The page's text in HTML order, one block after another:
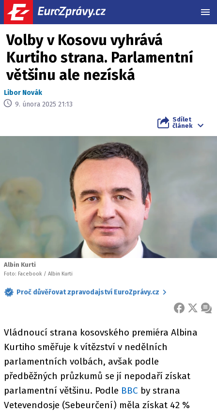
Volby v Kosovu vyhrává
Kurtiho strana. Parlamentní
většinu ale nezíská
Libor Novák
9. února 2025 21:13
Sdílet
článek
Albin Kurti
Foto: Facebook / Albin Kurti
Proč důvěřovat zpravodajství EuroZprávy.cz
FACEBOOK
X
Vládnoucí strana kosovského premiéra Albina
Kurtiho směřuje k vítězství v nedělních
parlamentních volbách, avšak podle
předběžných průzkumů se jí nepodaří získat
parlamentní většinu. Podle BBC by strana
Vetevendosje (Sebeurčení) měla získat 42 %